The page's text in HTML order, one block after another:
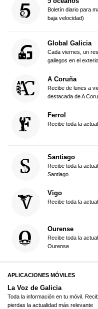
Boletín diario para
baja velocidad)
Global Galicia
Cada viernes, un
gallegos en el
A Coruña
Recibe de lunes a
destacada de A
Ferrol
Recibe toda la
Santiago
Recibe toda la
Santiago
Vigo
Recibe toda la
Ourense
Recibe toda la
Ourense
APLICACIONES MÓVILES
La Voz de Galicia
Toda la información en tu móvil.
pierdas la actualidad más relevante